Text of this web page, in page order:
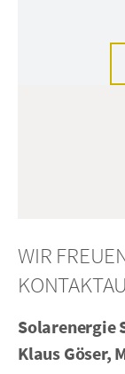
WIR
Solarenergie
Klaus Göser,